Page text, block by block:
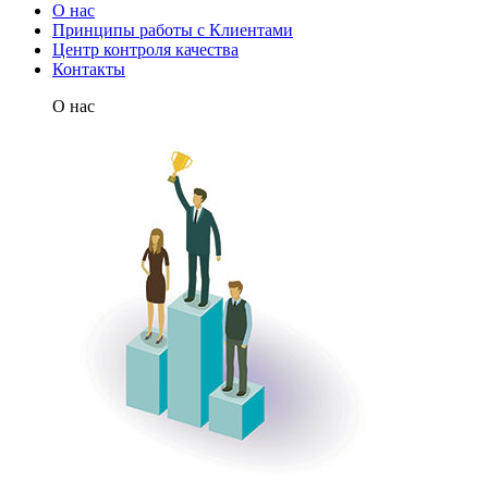
О нас
Принципы работы с Клиентами
Центр контроля качества
Контакты
О нас